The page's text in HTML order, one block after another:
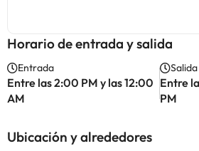
Horario de entrada y salida
Entrada
Entre las 2:00 PM y las 12:00
AM
Salida
Entre
PM
Ubicación y alrededores